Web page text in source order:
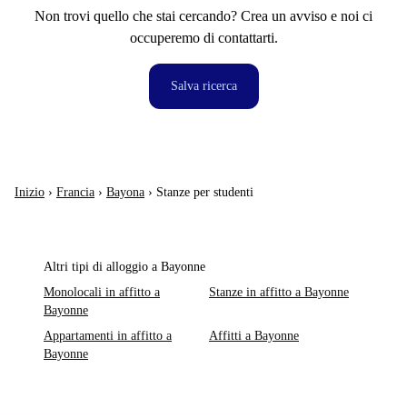
Non trovi quello che stai cercando? Crea un avviso e noi ci
occuperemo di contattarti.
Salva ricerca
Inizio › Francia › Bayona › Stanze per studenti
Altri tipi di alloggio a Bayonne
Monolocali in affitto a
Bayonne
Stanze in affitto a Bayonne
Appartamenti in affitto a
Bayonne
Affitti a Bayonne